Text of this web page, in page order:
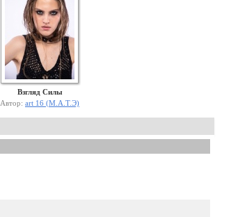
Взгляд Силы
Автор: art 16 (М.А.Т.Э)